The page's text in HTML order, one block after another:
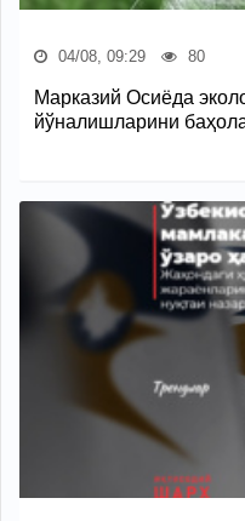
04/08, 09:29 80
Марказий Осиёда
йўналишларини